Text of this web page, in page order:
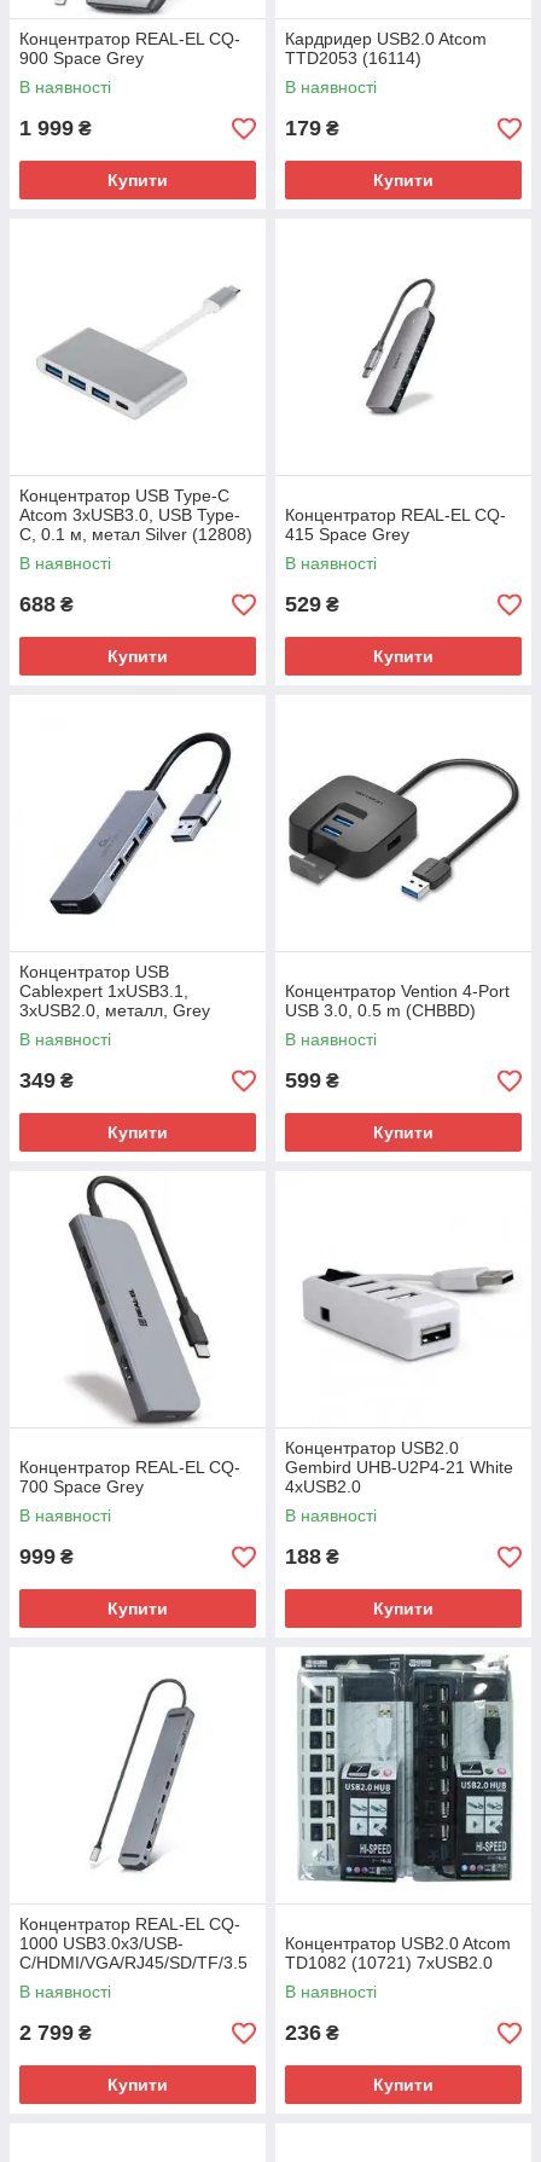
Концентратор REAL-EL CQ-
900 Space Grey
В наявності
1 999 ₴
Купити
Кардридер USB2.0 Atcom
TTD2053 (16114)
В наявності
179 ₴
Купити
Концентратор USB Type-C
Atcom 3хUSB3.0, USB Type-
C, 0.1 м, метал Silver (12808)
В наявності
688 ₴
Купити
Концентратор REAL-EL CQ-
415 Space Grey
В наявності
529 ₴
Купити
Концентратор USB
Cablexpert 1xUSB3.1,
3хUSB2.0, металл, Grey
(UHB-U3P1U2P3-01)
В наявності
349 ₴
Купити
Концентратор Vention 4-Port
USB 3.0, 0.5 m (CHBBD)
В наявності
599 ₴
Купити
Концентратор REAL-EL CQ-
700 Space Grey
В наявності
999 ₴
Купити
Концентратор USB2.0
Gembird UHB-U2P4-21 White
4хUSB2.0
В наявності
188 ₴
Купити
Концентратор REAL-EL CQ-
1000 USB3.0х3/USB-
C/HDMI/VGA/RJ45/SD/TF/3.5
mm audio, 0.4m, Space Grey
В наявності
2 799 ₴
Купити
Концентратор USB2.0 Atcom
TD1082 (10721) 7хUSB2.0
В наявності
236 ₴
Купити